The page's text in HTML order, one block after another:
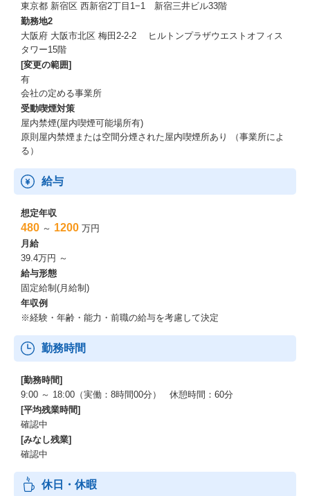
東京都 新宿区 西新宿2丁目1−1 新宿三井ビル33階
勤務地2
大阪府 大阪市北区 梅田2-2-2 ヒルトンプラザウエストオフィス
タワー15階
[変更の範囲]
有
会社の定める事業所
受動喫煙対策
屋内禁煙(屋内喫煙可能場所有)
原則屋内禁煙または空間分煙された屋内喫煙所あり （事業所によ
る）
給与
想定年収
480 ～ 1200 万円
月給
39.4万円 ～
給与形態
固定給制(月給制)
年収例
※経験・年齢・能力・前職の給与を考慮して決定
勤務時間
[勤務時間]
9:00 ～ 18:00（実働：8時間00分） 休憩時間：60分
[平均残業時間]
確認中
[みなし残業]
確認中
休日・休暇